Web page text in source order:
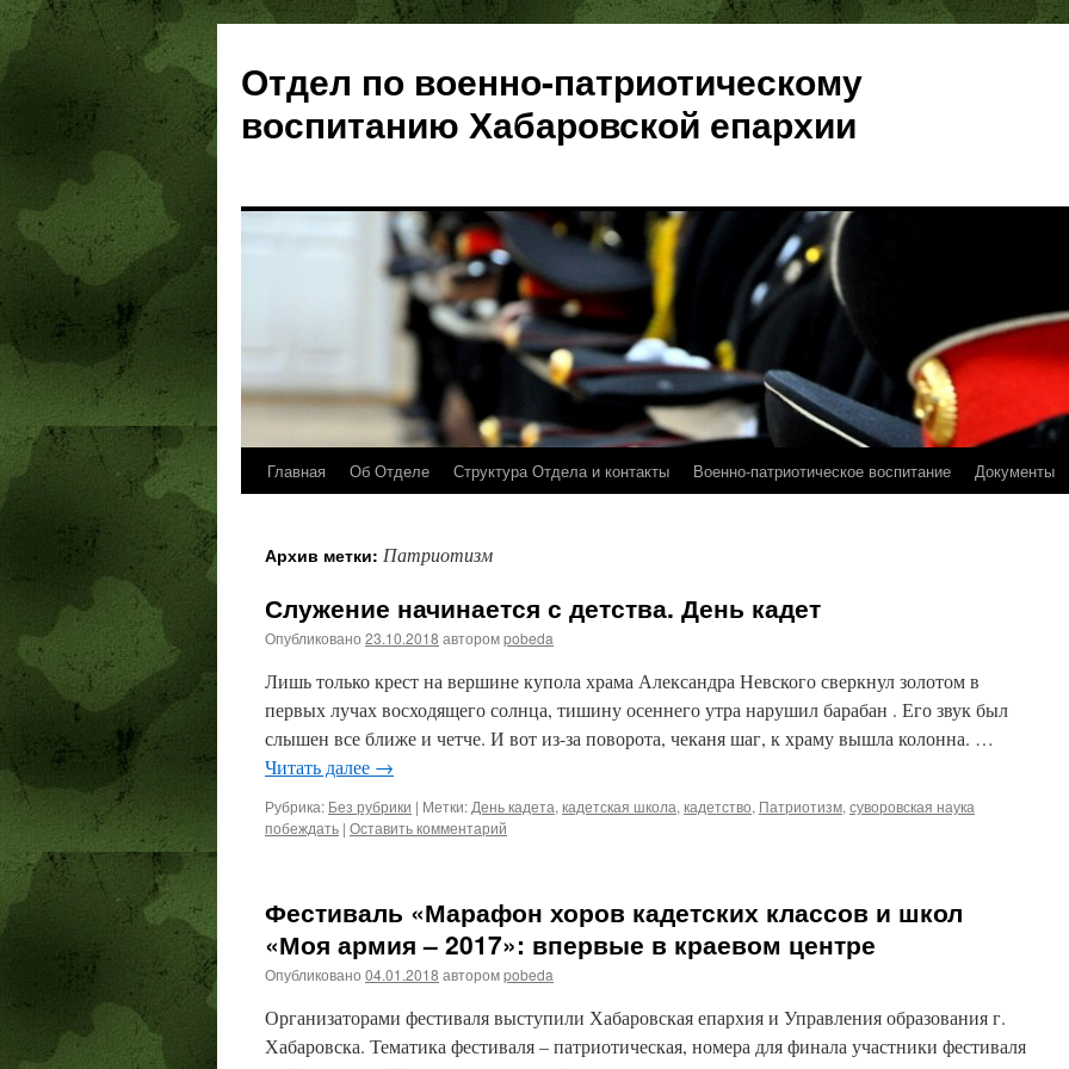
Отдел по военно-патриотическому
воспитанию Хабаровской епархии
Перейти
содержимому
Главная Об Отделе Структура Отдела и контакты Военно-патриотическое воспитание Документы
Архив метки: Патриотизм
Служение начинается с детства. День кадет
Опубликовано 23.10.2018 авторомpobeda
Лишь только крест на вершине купола храма Александра Невского сверкнул золотом в
первых лучах восходящего солнца, тишину осеннего утра нарушил барабан . Его звук был
слышен все ближе и четче. И вот из-за поворота, чеканя шаг, к храму вышла колонна. …
Читать далее →
Рубрика: Без рубрики | Метки: День кадета, кадетская школа, кадетство, Патриотизм, суворовская наука
побеждать | Оставить комментарий
Фестиваль «Марафон хоров кадетских классов и школ
«Моя армия – 2017»: впервые в краевом центре
Опубликовано 04.01.2018 авторомpobeda
Организаторами фестиваля выступили Хабаровская епархия и Управления образования г.
Хабаровска. Тематика фестиваля – патриотическая, номера для финала участники фестиваля